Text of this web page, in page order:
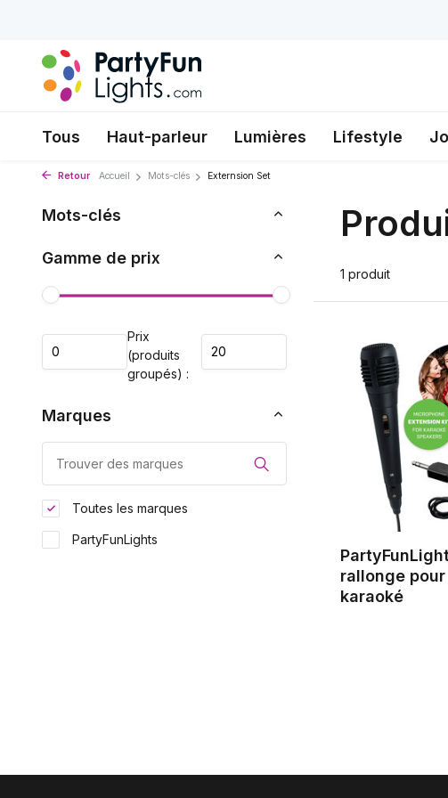
Tous Haut-parleur Lumières Lifestyle
Retour Accueil Mots-clés Externsion Set
Mots-clés
Gamme de prix
Prix
(produits
groupés) :
Marques
Toutes les marques
PartyFunLights
1 produit
rallonge
karaoké